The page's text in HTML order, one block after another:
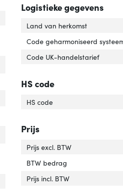
Logistieke gegevens
Land van herkomst
Code geharmoniseerd
Code UK-handelstarief
HS code
HS code
Prijs
Prijs excl. BTW
BTW bedrag
Prijs incl. BTW